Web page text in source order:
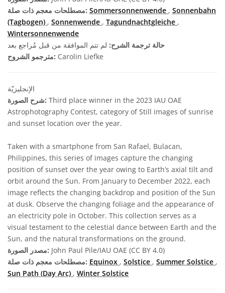
مصطلحات معجم ذات صلة: Sommersonnenwende , Sonnenbahn
(Tagbogen) , Sonnenwende , Tagundnachtgleiche ,
Wintersonnenwende
حالة ترجمة الشرح: لم تتم الموافقة من قبل مُراجع بعد
مترجمو الشروح: Carolin Liefke
الإنجليزيّة
شرح الصورة: Third place winner in the 2023 IAU OAE
Astrophotography Contest, category of Still images of sunrise
and sunset location over the year.
Taken with a smartphone from San Rafael, Bulacan,
Philippines, this series of images capture the changing
position of sunset over the year owing to Earth’s axial tilt and
orbit around the Sun. From January to December 2022, each
image reflects the changing backdrop and position of the Sun
at dusk. Observe the changing foliage and the appearance of
an electricity pole in October. This collection serves as a
visual testament to the celestial dance between Earth and the
Sun, and the natural transformations on the ground.
مصدر الصورة: John Paul Pile/IAU OAE (CC BY 4.0)
مصطلحات معجم ذات صلة: Equinox , Solstice , Summer Solstice ,
Sun Path (Day Arc) , Winter Solstice